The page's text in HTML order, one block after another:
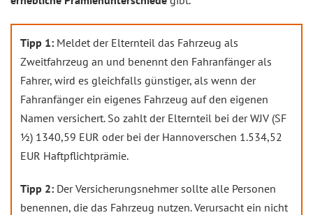
Tipp 1: Meldet der Elternteil das Fahrzeug als
Zweitfahrzeug an und benennt den Fahranfänger als
Fahrer, wird es gleichfalls günstiger, als wenn der
Fahranfänger ein eigenes Fahrzeug auf den eigenen
Namen versichert. So zahlt der Elternteil bei der WJV (SF
½) 1340,59 EUR oder bei der Hannoverschen 1.534,52
EUR Haftpflichtprämie.
Tipp 2: Der Versicherungsnehmer sollte alle Personen
benennen, die das Fahrzeug nutzen. Verursacht ein nicht